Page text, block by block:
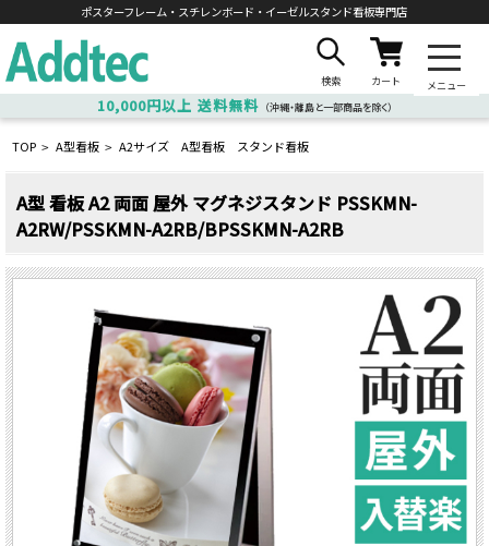
ポスターフレーム・スチレンボード・ イーゼルスタンド看板専門店
検索 カート メニュー
10,000円以上 送料無料 （沖縄・離島と一部商品を除く）
TOP > A型看板 > A2サイズ A型看板 スタンド看板
A型 看板 A2 両面 屋外 マグネジスタンド PSSKMN-
A2RW/PSSKMN-A2RB/BPSSKMN-A2RB